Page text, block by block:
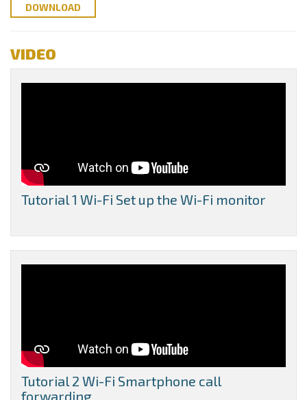
DOWNLOAD
VIDEO
Tutorial 1 Wi-Fi Set up the Wi-Fi monitor
Tutorial 2 Wi-Fi Smartphone call
forwarding